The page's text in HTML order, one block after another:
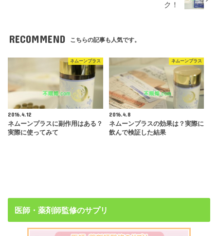
ク！
RECOMMEND こちらの記事も人気です。
ネムーンプラス
2016.4.12
ネムーンプラスに副作用はある？
実際に使ってみて
ネムーンプラス
2016.4.8
ネムーンプラスの効果は？実際に
飲んで検証した結果
医師・薬剤師監修のサプリ